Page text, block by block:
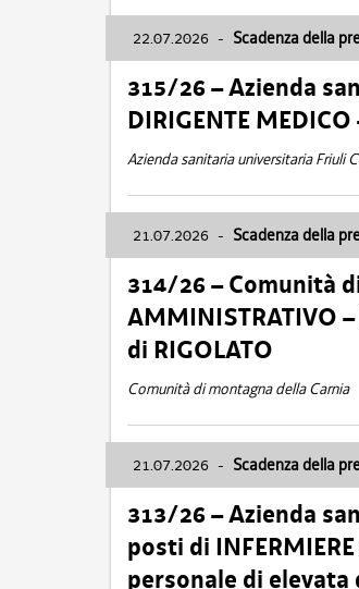
22.07.2026 - Scadenza della
315/26 – Azienda
DIRIGENTE
Azienda sanitaria universitaria Friuli
21.07.2026 - Scadenza della
314/26 – Comunità
AMMINISTRATIVO
di RIGOLATO
Comunità di montagna della Carnia
21.07.2026 - Scadenza della
313/26 – Azienda
posti di
personale di elevata